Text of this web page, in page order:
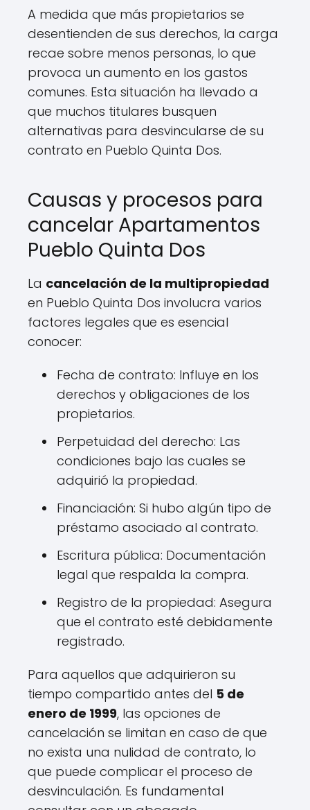
A medida que más propietarios se
desentienden de sus derechos, la carga
recae sobre menos personas, lo que
provoca un aumento en los gastos
comunes. Esta situación ha llevado a
que muchos titulares busquen
alternativas para desvincularse de su
contrato en Pueblo Quinta Dos.
Causas y procesos para
cancelar Apartamentos
Pueblo Quinta Dos
La cancelación de la multipropiedad
en Pueblo Quinta Dos involucra varios
factores legales que es esencial
conocer:
Fecha de contrato: Influye en los
derechos y obligaciones de los
propietarios.
Perpetuidad del derecho: Las
condiciones bajo las cuales se
adquirió la propiedad.
Financiación: Si hubo algún tipo de
préstamo asociado al contrato.
Escritura pública: Documentación
legal que respalda la compra.
Registro de la propiedad: Asegura
que el contrato esté debidamente
registrado.
Para aquellos que adquirieron su
tiempo compartido antes del 5 de
enero de 1999, las opciones de
cancelación se limitan en caso de que
no exista una nulidad de contrato, lo
que puede complicar el proceso de
desvinculación. Es fundamental